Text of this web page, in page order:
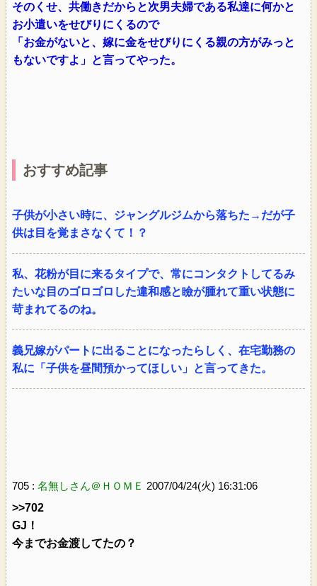
そのくせ、共働きだからと次男夫婦である私達に何かと
お小遣いをせびりにくるので
「お金がないと、嫁に金をせびりにくる親の方がみっと
もないですよ」と言ってやった。
おすすめ記事
子供が小さい時に、ジャングルジムから落ちた→だが子
供は目を覚まさなくて！？
私、花粉が目に来るタイプで、常にコンタクトしてるみ
たいな目のゴロゴロした違和感と瞼が腫れて重い状態に
苛まれてるのね。
義兄嫁がパートに出ることになったらしく、在宅勤務の
私に「子供を昼間預かってほしい」と言ってきた。
705 : 名無しさん＠ＨＯＭＥ 2007/04/24(火) 16:31:06
>>702
GJ！
今までお金渡してたの？